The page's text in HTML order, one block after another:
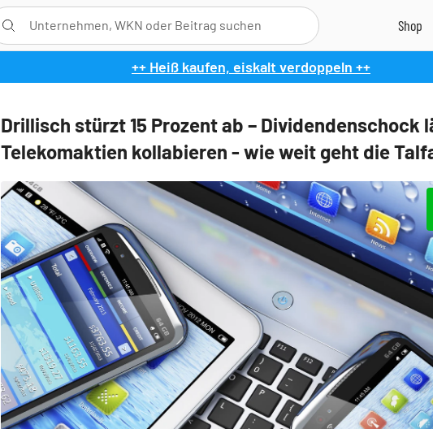
++ Heiß kaufen, eiskalt verdoppeln ++
Drillisch stürzt 15 Prozent ab – Dividendenschock
Telekomaktien kollabieren - wie weit geht die